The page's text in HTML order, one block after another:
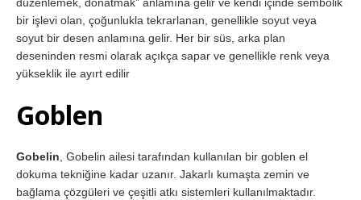
düzenlemek, donatmak” anlamına gelir ve kendi içinde sembolik
bir işlevi olan, çoğunlukla tekrarlanan, genellikle soyut veya
soyut bir desen anlamına gelir. Her bir süs, arka plan
deseninden resmi olarak açıkça sapar ve genellikle renk veya
yükseklik ile ayırt edilir
Goblen
Gobelin, Gobelin ailesi tarafından kullanılan bir goblen el
dokuma tekniğine kadar uzanır. Jakarlı kumaşta zemin ve
bağlama çözgüleri ve çeşitli atkı sistemleri kullanılmaktadır.